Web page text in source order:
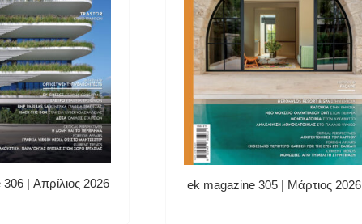
| Απρίλιος 2026 ek magazine 305 | Μάρτιος 2026